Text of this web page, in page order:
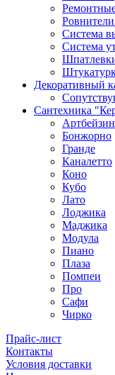
Система
Система
Декоративный
Сантехника
Артбейзин
Бонжорно
Гранде
Каналетто
Коно
Кубо
Лато
Лоджика
Маджика
Модула
Пиано
Плаза
Помпеи
Про
Сафи
Чирко
Прайс-лист
Контакты
Условия доставки